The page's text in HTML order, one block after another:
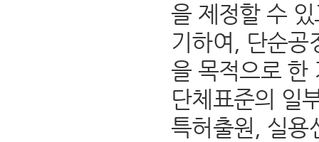
을 제정할 수
기하여, 단순공
을 목적으로 한
단체표준의 일
특허출원, 실용